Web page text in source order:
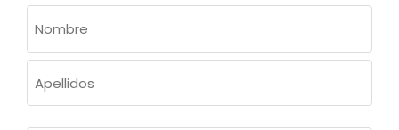
(OBLIGATORIO)
Nombre